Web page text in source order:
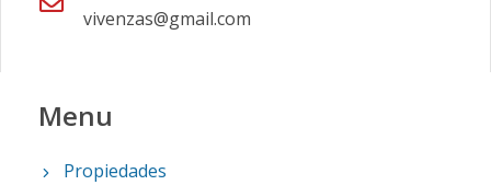
vivenzas@gmail.com
Menu
Propiedades